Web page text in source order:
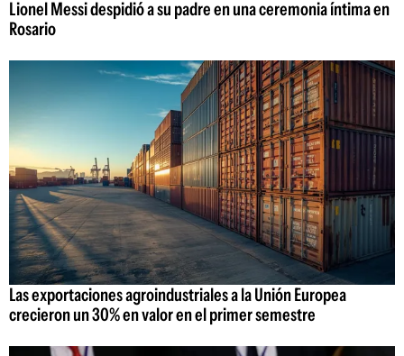
Lionel Messi despidió a su padre en una ceremonia íntima en
Rosario
Las exportaciones agroindustriales a la Unión Europea
crecieron un 30% en valor en el primer semestre